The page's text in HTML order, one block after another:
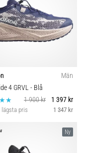
Män
4 GRVL - Blå
1 900 kr
1 397 kr
lägsta pris 1 347 kr
Ny